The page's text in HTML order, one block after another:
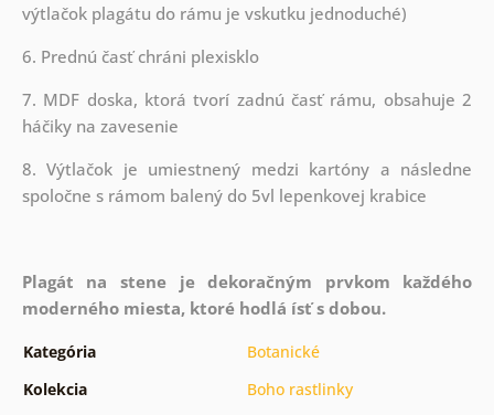
výtlačok plagátu do rámu je vskutku jednoduché)
6. Prednú časť chráni plexisklo
7. MDF doska, ktorá tvorí zadnú časť rámu, obsahuje 2
háčiky na zavesenie
8. Výtlačok je umiestnený medzi kartóny a následne
spoločne s rámom balený do 5vl lepenkovej krabice
Plagát na stene je dekoračným prvkom každého
moderného miesta, ktoré hodlá ísť s dobou.
Kategória
Botanické
Kolekcia
Boho rastlinky